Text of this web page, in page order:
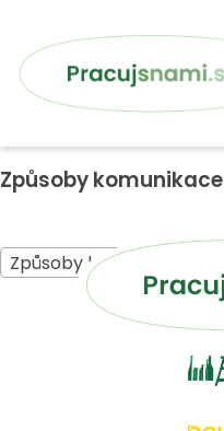
Způsoby komunikace
Způsoby komunikace